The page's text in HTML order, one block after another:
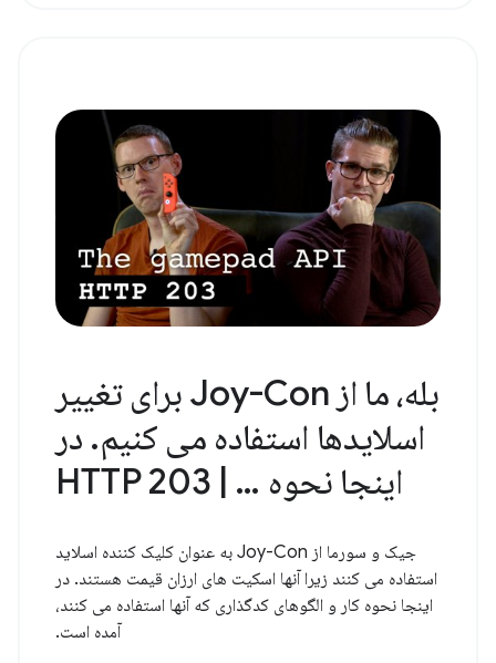
بله، ما از Joy-Con برای تغییر
اسلایدها استفاده می کنیم. در
اینجا نحوه … | HTTP 203
جیک و سورما از Joy-Con به عنوان کلیک کننده اسلاید
استفاده می کنند زیرا آنها اسکیت های ارزان قیمت هستند. در
اینجا نحوه کار و الگوهای کدگذاری که آنها استفاده می کنند،
آمده است.